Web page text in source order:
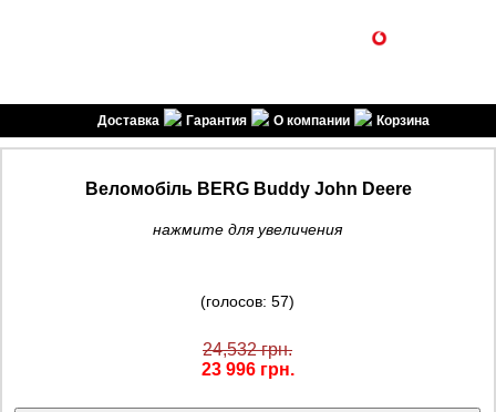
Доставка Гарантия О компании Корзина
Веломобіль BERG Buddy John Deere
нажмите для увеличения
(голосов: 57)
24,532 грн.
23 996 грн.